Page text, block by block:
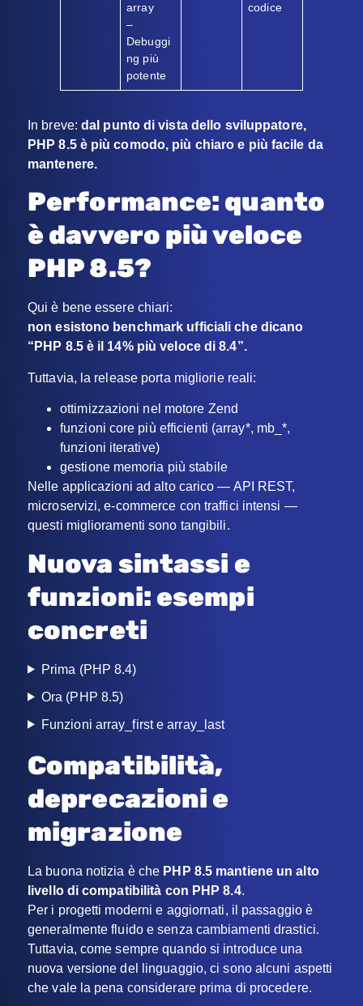
array
–
Debuggi
ng più
potente
codice
In breve: dal punto di vista dello sviluppatore,
PHP 8.5 è più comodo, più chiaro e più facile da
mantenere.
Performance: quanto
è davvero più veloce
PHP 8.5?
Qui è bene essere chiari:
non esistono benchmark ufficiali che dicano
“PHP 8.5 è il 14% più veloce di 8.4”.
Tuttavia, la release porta migliorie reali:
ottimizzazioni nel motore Zend
funzioni core più efficienti (array*, mb_*,
funzioni iterative)
gestione memoria più stabile
Nelle applicazioni ad alto carico — API REST,
microservizi, e-commerce con traffici intensi —
questi miglioramenti sono tangibili.
Nuova sintassi e
funzioni: esempi
concreti
Prima (PHP 8.4)
Ora (PHP 8.5)
Funzioni array_first e array_last
Compatibilità,
deprecazioni e
migrazione
La buona notizia è che PHP 8.5 mantiene un alto
livello di compatibilità con PHP 8.4.
Per i progetti moderni e aggiornati, il passaggio è
generalmente fluido e senza cambiamenti drastici.
Tuttavia, come sempre quando si introduce una
nuova versione del linguaggio, ci sono alcuni aspetti
che vale la pena considerare prima di procedere.